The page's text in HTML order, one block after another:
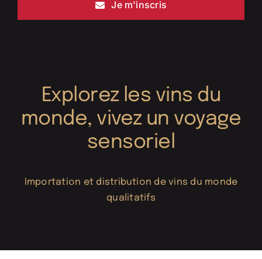
Je m'inscris
Explorez les vins du
monde, vivez un voyage
sensoriel
Importation et distribution de vins du monde
qualitatifs